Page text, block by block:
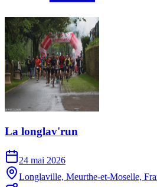
La longlav'run
24 mai 2026
Longlaville, Meurthe-et-Moselle,